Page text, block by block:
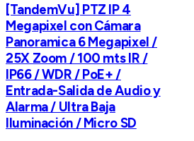
[TandemVu] PTZ IP 4
Megapixel con Cámara
Panoramica 6 Megapixel /
25X Zoom / 100 mts IR /
IP66 / WDR / PoE+ /
Entrada-Salida de Audio y
Alarma / Ultra Baja
Iluminación / Micro SD